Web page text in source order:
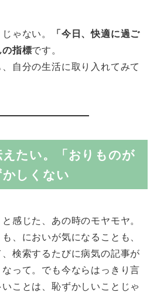
ゃない。
「今日、快適に過ご
の指標です。
自分の生活に取り入れてみて
たい。「おりものが
しくない
感じた、あの時のモヤモヤ。
、においが気になることも、
検索するたびに病気の記事が
って。でも今ならはっきり言
ことは、恥ずかしいことじゃ